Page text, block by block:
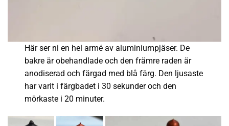
Här ser ni en hel armé av aluminiumpjäser. De
bakre är obehandlade och den främre raden är
anodiserad och färgad med blå färg. Den ljusaste
har varit i färgbadet i 30 sekunder och den
mörkaste i 20 minuter.